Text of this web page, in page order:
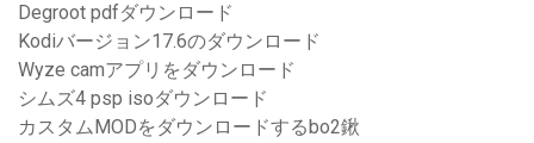
Degroot pdfダウンロード
Kodiバージョン17.6のダウンロード
Wyze camアプリをダウンロード
シムズ4 psp isoダウンロード
カスタムMODをダウンロードするbo2鍬